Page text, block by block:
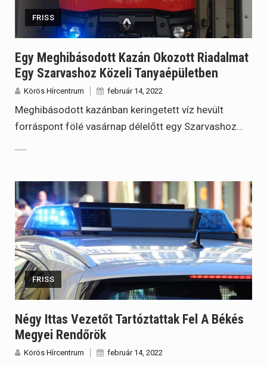
FRISS
Egy Meghibásodott Kazán Okozott Riadalmat
Egy Szarvashoz Közeli Tanyaépületben
Körös Hírcentrum február 14, 2022
Meghibásodott kazánban keringetett víz hevült
forráspont fölé vasárnap délelőtt egy Szarvashoz…
FRISS
Négy Ittas Vezetőt Tartóztattak Fel A Békés
Megyei Rendőrök
Körös Hírcentrum február 14, 2022